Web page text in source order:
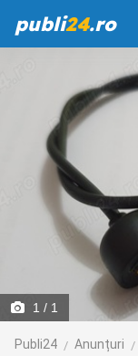
publi24.ro
1 / 1
Publi24 Anunțuri